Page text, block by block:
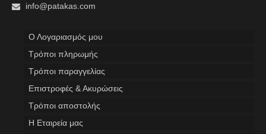
info@patakas.com
Ο Λογαριασμός μου
Tρόποι πληρωμής
Τρόποι παραγγελίας
Επιστροφές & Ακυρώσεις
Τρόποι αποστολής
Η Εταιρεία μας